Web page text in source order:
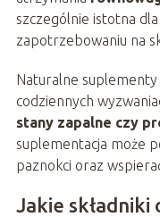
szczególnie istotna
zapotrzebowaniu na
Naturalne
codziennych
stany zapalne czy
suplementacja może
paznokci oraz
Jakie składniki